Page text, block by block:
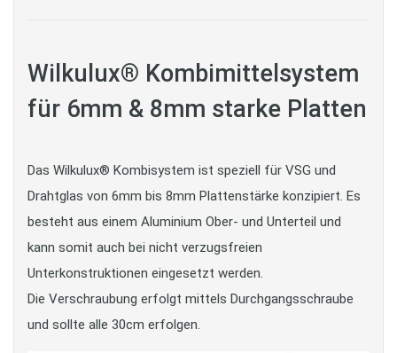
Wilkulux® Kombimittelsystem
für 6mm & 8mm starke Platten
Das Wilkulux® Kombisystem ist speziell für VSG und
Drahtglas von 6mm bis 8mm Plattenstärke konzipiert. Es
besteht aus einem Aluminium Ober- und Unterteil und
kann somit auch bei nicht verzugsfreien
Unterkonstruktionen eingesetzt werden.
Die Verschraubung erfolgt mittels Durchgangsschraube
und sollte alle 30cm erfolgen.